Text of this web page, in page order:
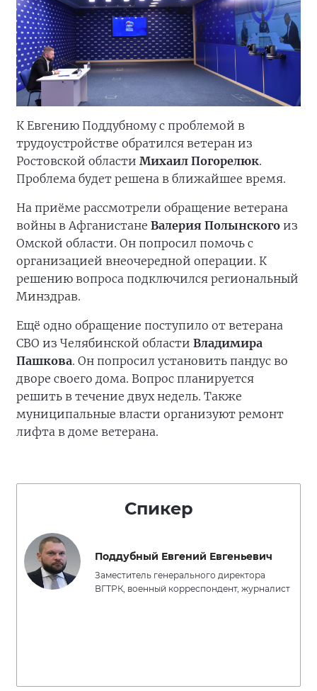
К Евгению Поддубному с проблемой в
трудоустройстве обратился ветеран из
Ростовской области Михаил Погорелюк.
Проблема будет решена в ближайшее время.
На приёме рассмотрели обращение ветерана
войны в Афганистане Валерия Полынского из
Омской области. Он попросил помочь с
организацией внеочередной операции. К
решению вопроса подключился региональный
Минздрав.
Ещё одно обращение поступило от ветерана
СВО из Челябинской области Владимира
Пашкова. Он попросил установить пандус во
дворе своего дома. Вопрос планируется
решить в течение двух недель. Также
муниципальные власти организуют ремонт
лифта в доме ветерана.
Спикер
Поддубный Евгений Евгеньевич
Заместитель генерального директора
ВГТРК, военный корреспондент, журналист